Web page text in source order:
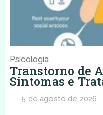
Psicologia
Transtorno de
Sintomas e
5 de agosto de 2026